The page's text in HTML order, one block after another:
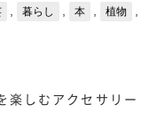
暮らし 本 植物
楽しむアクセサリー